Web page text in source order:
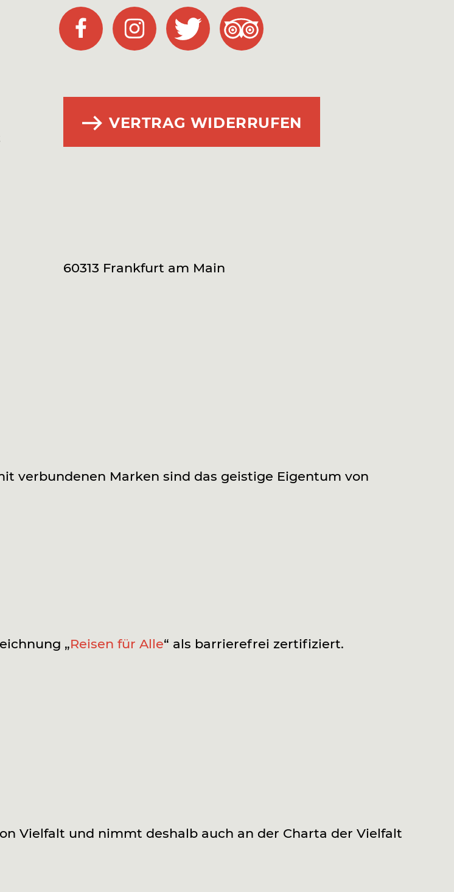
VERTRAG WIDERRUFEN
60313 Frankfurt am Main
verbundenen Marken sind das geistige Eigentum von
„Reisen für Alle“ als barrierefrei zertifiziert.
Vielfalt und nimmt deshalb auch an der Charta der Vielfalt